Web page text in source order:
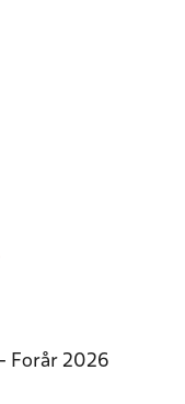
Forår 2026